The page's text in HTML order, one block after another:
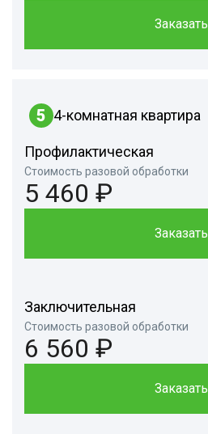
Заказать
5 4-комнатная квартира
Профилактическая
Стоимость разовой обработки
5 460 ₽
Заказать
Заключительная
Стоимость разовой обработки
6 560 ₽
Заказать